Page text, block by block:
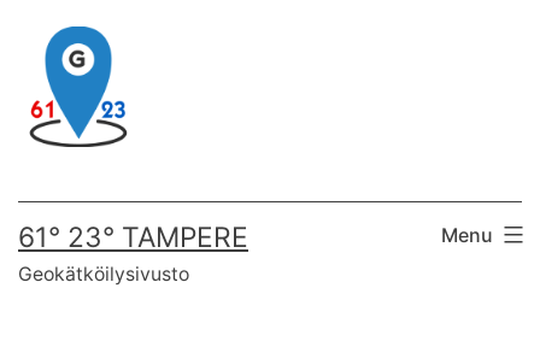
content
61° 23° TAMPERE
Geokätköilysivusto
Menu